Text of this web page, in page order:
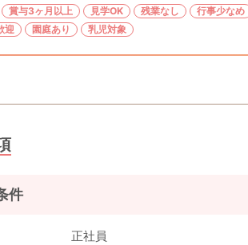
賞与3ヶ月以上 見学OK 残業なし 行事少なめ
迎 園庭あり 乳児対象
件
正社員